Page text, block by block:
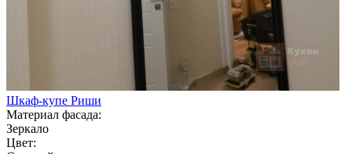
Шкаф-купе Риши
Материал фасада:
Зеркало
Цвет: